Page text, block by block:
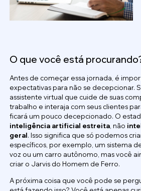
O que você está
Antes de começar essa jornada, é
expectativas para não se decepcionar.
assistente virtual que cuide de suas
trabalho e interaja com seus clientes
ficará um pouco decepcionado. O
inteligência artificial estreita, não
geral. Isso significa que só podemos
específicos, por exemplo, um sistema
voz ou um carro autônomo, mas você
criar o Jarvis do Homem de Ferro.
A próxima coisa que você pode se